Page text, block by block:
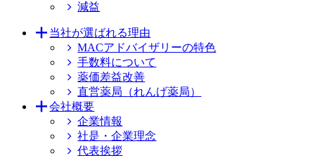
減益
当社が選ばれる理由
MACアドバイザリーの特色
手数料について
薬価差益改善
直営薬局（れんげ薬局）
会社概要
企業情報
社是・企業理念
代表挨拶